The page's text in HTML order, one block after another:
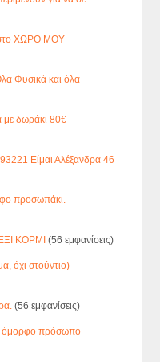
στο ΧΩΡΟ ΜΟΥ
Φυσικά και όλα
με δωράκι 80€
Είμαι Αλέξανδρα 46
προσωπάκι.
ΚΟΡΜΙ (56 εμφανίσεις)
όχι στούντιο)
(56 εμφανίσεις)
όμορφο πρόσωπο